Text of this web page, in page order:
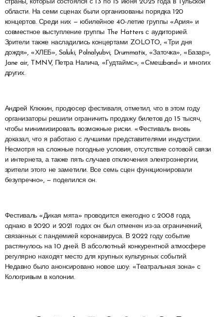
страны, который состоялся с 13 по 15 июня 2025 года в Тульской
области. На семи сценах были организованы порядка 120
концертов. Среди них — юбилейное 40-летие группы «Ария» и
совместное выступление группы The Hatters с аудиторией.
Зрители также насладились концертами ZOLOTO, «Три дня
дождя», «ХЛЕБ», Saluki, Polnalyubvi, Drummatix, «Заточка», «Базар»,
Jane air, TMNV, Петра Налича, «Гудтаймс», «Смешband» и многих
других.
Андрей Клюкин, продюсер фестиваля, отметил, что в этом году
организаторы решили ограничить продажу билетов до 15 тысяч,
чтобы минимизировать возможные риски. «Фестиваль вновь
доказал, что я работаю с лучшими представителями индустрии.
Несмотря на сложные погодные условия, отсутствие сотовой связи
и интернета, а также пять случаев отключения электроэнергии,
зрители этого не заметили. Все семь сцен функционировали
безупречно», — поделился он.
Фестиваль «Дикая мята» проводится ежегодно с 2008 года,
однако в 2020 и 2021 годах он был отменен из-за ограничений,
связанных с пандемией коронавируса. В 2022 году событие
растянулось на 10 дней. В абсолютный конкурентной атмосфере
регулярно находят место для крупных культурных событий.
Недавно было анонсировано новое шоу: «Театральная зона» с
Кологривым в колонии.